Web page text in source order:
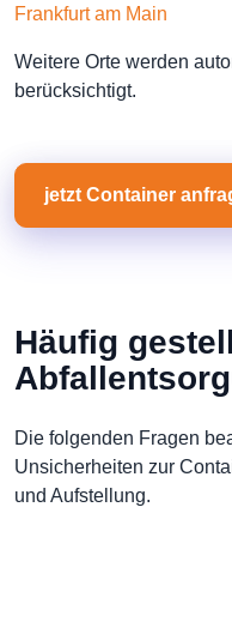
Frankfurt am Main
Weitere Orte werden
berücksichtigt.
jetzt Container
Häufig
Die folgenden Fragen
Unsicherheiten zur
und Aufstellung.